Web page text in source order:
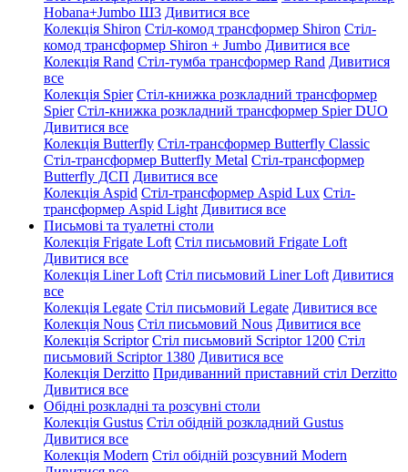
Hobana+Jumbo Ш3 Дивитися все
Колекція Shiron Стіл-комод трансформер Shiron Стіл-
комод трансформер Shiron + Jumbo Дивитися все
Колекція Rand Стіл-тумба трансформер Rand Дивитися
все
Колекція Spier Стіл-книжка розкладний трансформер
Spier Стіл-книжка розкладний трансформер Spier DUO
Дивитися все
Колекція Butterfly Стіл-трансформер Butterfly Classic
Стіл-трансформер Butterfly Metal Стіл-трансформер
Butterfly ДСП Дивитися все
Колекція Aspid Стіл-трансформер Aspid Lux Стіл-
трансформер Aspid Light Дивитися все
Письмові та туалетні столи
Колекція Frigate Loft Стіл письмовий Frigate Loft
Дивитися все
Колекція Liner Loft Стіл письмовий Liner Loft Дивитися
все
Колекція Legate Стіл письмовий Legate Дивитися все
Колекція Nous Стіл письмовий Nous Дивитися все
Колекція Scriptor Стіл письмовий Scriptor 1200 Стіл
письмовий Scriptor 1380 Дивитися все
Колекція Derzitto Придиванний приставний стіл Derzitto
Дивитися все
Обідні розкладні та розсувні столи
Колекція Gustus Стіл обідній розкладний Gustus
Дивитися все
Колекція Modern Стіл обідній розсувний Modern